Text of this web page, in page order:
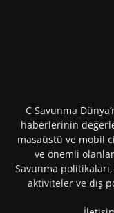
C Savunma
haberlerinin
masaüstü ve mobil
ve önemli
Savunma
aktiviteler ve dış